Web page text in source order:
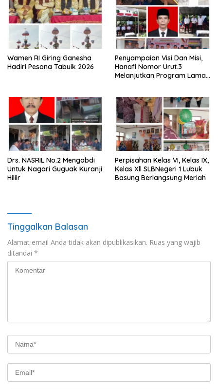
Wamen RI Giring Ganesha
Hadiri Pesona Tabuik 2026
Penyampaian Visi Dan Misi,
Hanafi Nomor Urut.3
Melanjutkan Program Lama
Drs. NASRIL No.2 Mengabdi
Untuk Nagari Guguak Kuranji
Hiliir
Perpisahan Kelas VI, Kelas IX,
Kelas Xll SLBNegeri 1 Lubuk
Basung Berlangsung Meriah
Tinggalkan Balasan
Alamat email Anda tidak akan dipublikasikan. Ruas yang wajib
ditandai *